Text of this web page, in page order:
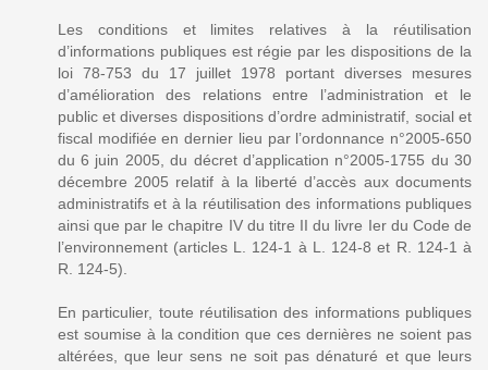
Les conditions et limites relatives à la réutilisation
d’informations publiques est régie par les dispositions de la
loi 78-753 du 17 juillet 1978 portant diverses mesures
d’amélioration des relations entre l’administration et le
public et diverses dispositions d’ordre administratif, social et
fiscal modifiée en dernier lieu par l’ordonnance n°2005-650
du 6 juin 2005, du décret d’application n°2005-1755 du 30
décembre 2005 relatif à la liberté d’accès aux documents
administratifs et à la réutilisation des informations publiques
ainsi que par le chapitre IV du titre II du livre Ier du Code de
l’environnement (articles L. 124-1 à L. 124-8 et R. 124-1 à
R. 124-5).
En particulier, toute réutilisation des informations publiques
est soumise à la condition que ces dernières ne soient pas
altérées, que leur sens ne soit pas dénaturé et que leurs